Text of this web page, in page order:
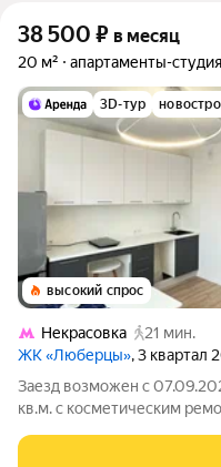
38 500 ₽ в месяц
20 м² апартаменты-студия
3D-тур
высокий спрос
Некрасовка
21 мин.
ЖК «Люберцы», 3 квартал
Заезд возможен с
кв.м. с косметическим